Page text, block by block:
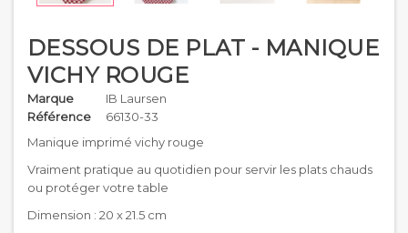
DESSOUS DE PLAT - MANIQUE
VICHY ROUGE
Marque
IB Laursen
Référence
66130-33
Manique imprimé vichy rouge
Vraiment pratique au quotidien pour servir les plats chauds
ou protéger votre table
Dimension : 20 x 21.5 cm